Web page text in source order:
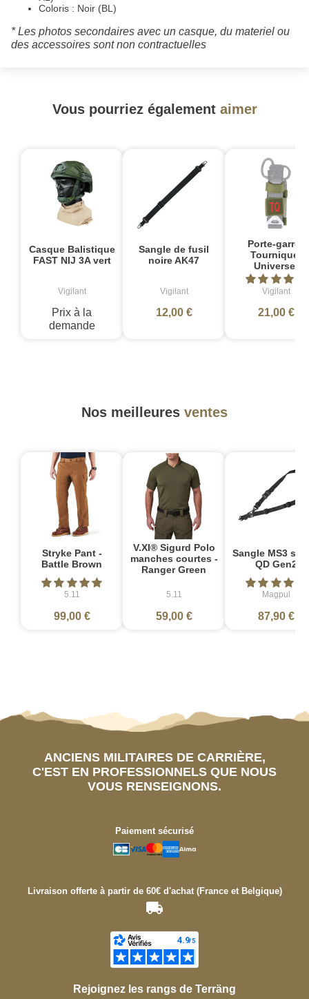
Coloris : Noir (BL)
* Les photos secondaires avec un casque, du materiel ou
des accessoires sont non contractuelles
Vous pourriez également aimer
Casque Balistique
FAST NIJ 3A vert
Vigilant
Prix à la
demande
Sangle de fusil
noire AK47
Vigilant
12,00 €
Porte-garrot
Tourniquet
Universel
Vigilant
21,00 €
Nos meilleures ventes
Stryke Pant -
Battle Brown
5.11
99,00 €
V.XI® Sigurd Polo
manches courtes -
Ranger Green
5.11
59,00 €
Sangle MS3
QD Gen2
Magpul
87,90 €
ANCIENS MILITAIRES DE CARRIÈRE,
C'EST EN PROFESSIONNELS QUE NOUS
VOUS RENSEIGNONS.
Paiement sécurisé
Livraison offerte à partir de 60€ d'achat (France et Belgique)
Rejoignez les rangs de Terräng